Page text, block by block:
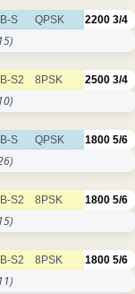
S QPSK 2200 3/4
S2 8PSK 2500 3/4
S QPSK 1800 5/6
S2 8PSK 1800 5/6
S2 8PSK 1800 5/6